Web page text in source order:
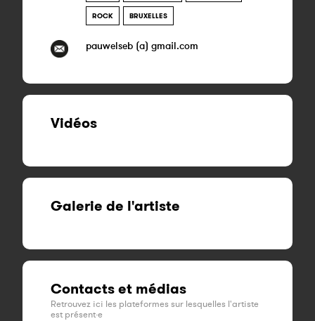
ROCK BRUXELLES
pauwelseb (a) gmail.com
Vidéos
Galerie de l'artiste
Contacts et médias
Retrouvez ici les plateformes sur lesquelles l'artiste
est présent·e